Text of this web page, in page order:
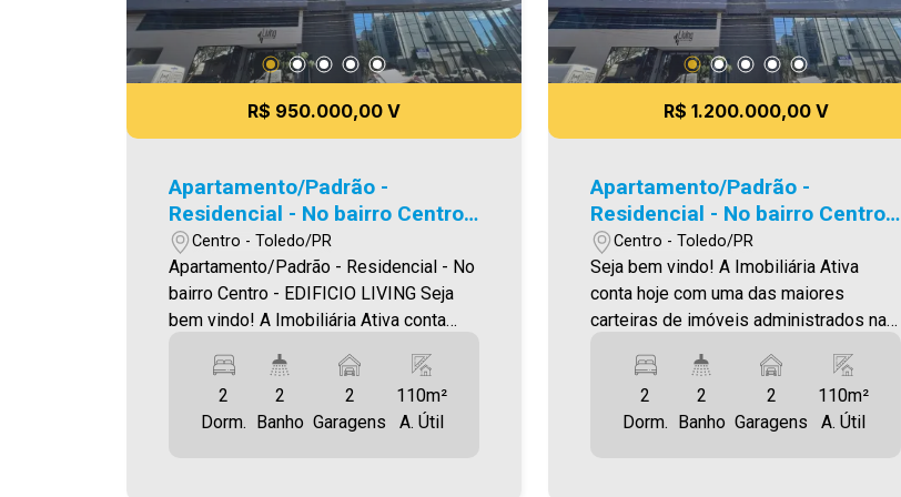
encontrar o seu novo lar É AGORA!
Imobiliária Ativa, sinta-se em casa!
R$ 950.000,00 V
Apartamento/Padrão -
Residencial - No bairro Centro -
EDIFICIO LIVING
Centro - Toledo/PR
Apartamento/Padrão - Residencial - No
bairro Centro - EDIFICIO LIVING Seja
bem vindo! A Imobiliária Ativa conta
imóveis administrados na cidade, tanto
para locação quanto para venda. Confira
mais uma de nossas opções!
2
Dorm.
2
Banho
2
Garagens
110m²
A. Útil
R$ 1.200.000,00 V
Apartamento/Padrão -
Residencial - No bairro Centro -
EDIFICIO LIVING
Centro - Toledo/PR
Seja bem vindo! A Imobiliária Ativa
conta hoje com uma das maiores
carteiras de imóveis administrados na
venda. Confira mais uma de nossas
opções! Apartamento Localizado no
Centro. O Imóvel conta com: - Sala de
2
Dorm.
2
Banho
2
Garagens
110m²
A. Útil